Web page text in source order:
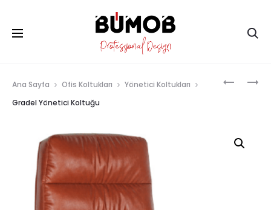
Ana Sayfa Ofis Koltukları
Yönetici Koltukları
Gradel Yönetici Koltuğu